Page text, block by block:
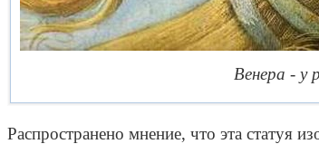
Венера - у
Распространено мнение, что эта статуя